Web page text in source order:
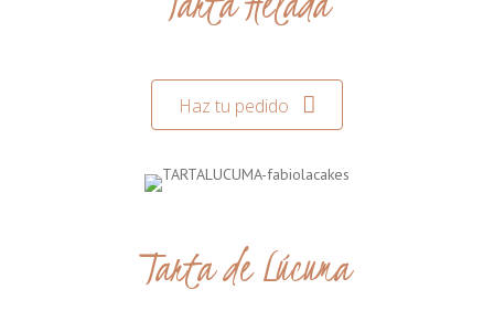
Haz tu pedido
Tarta de Lúcuma